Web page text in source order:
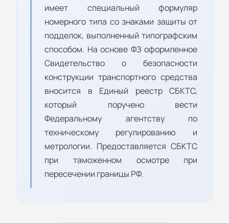
имеет специальный формуляр
номерного типа со знаками защиты от
подделок, выполненный типографским
способом. На основе ФЗ оформленное
Свидетельство о безопасности
конструкции транспортного средства
вносится в Единый реестр СБКТС,
который поручено вести
Федеральному агентству по
техническому регулированию и
метрологии. Предоставляется СБКТС
при таможенном осмотре при
пересечении границы РФ.